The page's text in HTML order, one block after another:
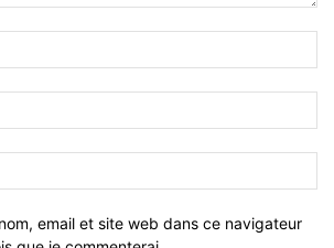
email et site web dans ce navigateur